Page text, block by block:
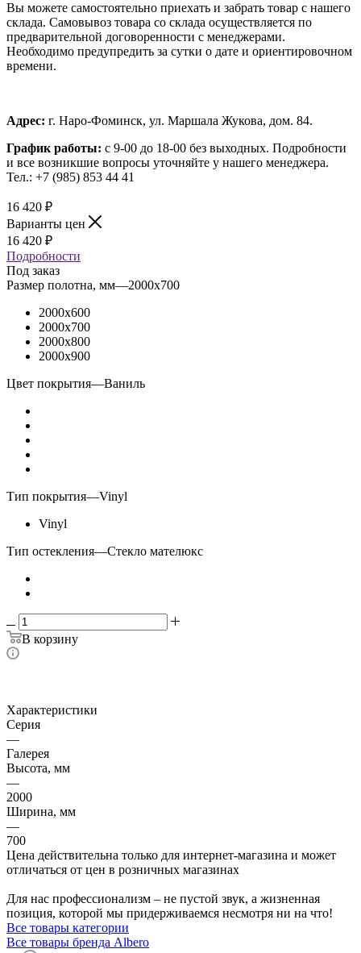
Вы можете самостоятельно приехать и забрать товар с нашего
склада. Самовывоз товара со склада осуществляется по
предварительной договоренности с менеджерами.
Необходимо предупредить за сутки о дате и ориентировочном
времени.
Адрес: г. Наро-Фоминск, ул. Маршала Жукова, дом. 84.
График работы: с 9-00 до 18-00 без выходных. Подробности
и все возникшие вопросы уточняйте у нашего менеджера.
Тел.: +7 (985) 853 44 41
16 420 ₽
Варианты цен
16 420 ₽
Подробности
Под заказ
Размер полотна, мм—2000x700
2000x600
2000x700
2000x800
2000x900
Цвет покрытия—Ваниль
Тип покрытия—Vinyl
Vinyl
Тип остекления—Стекло мателюкс
В корзину
Характеристики
Серия
—
Галерея
Высота, мм
—
2000
Ширина, мм
—
700
Цена действительна только для интернет-магазина и может
отличаться от цен в розничных магазинах
Для нас профессионализм – не пустой звук, а жизненная
позиция, которой мы придерживаемся несмотря ни на что!
Все товары категории
Все товары бренда Albero